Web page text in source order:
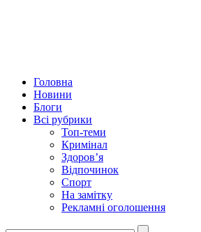
Головна
Новини
Блоги
Всі рубрики
Топ-теми
Кримінал
Здоров’я
Відпочинок
Спорт
На замітку
Рекламні оголошення